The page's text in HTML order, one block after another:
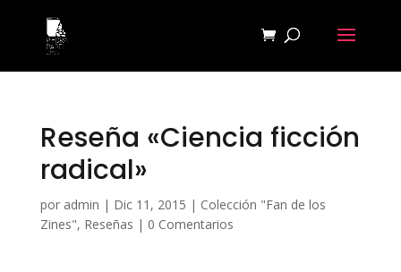
Reseña «Ciencia ficción
radical»
por admin | Dic 11, 2015 | Colección "Fan de los
Zines", Reseñas | 0 Comentarios